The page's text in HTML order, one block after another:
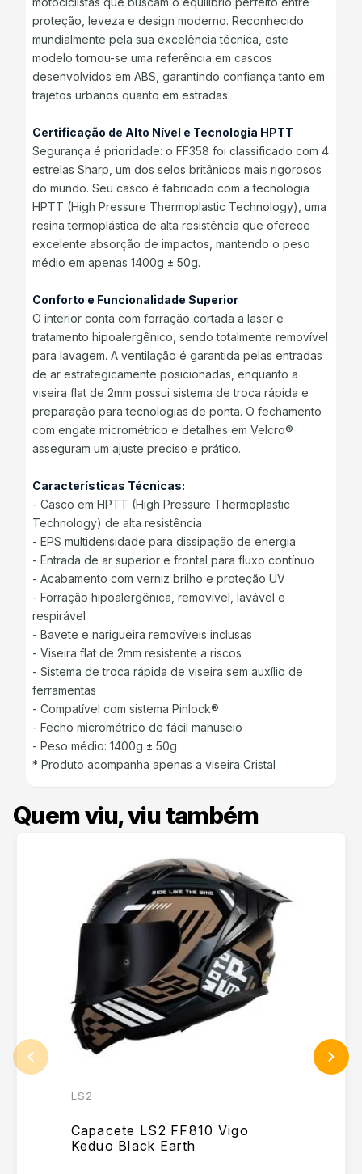
proteção, leveza e design moderno. Reconhecido
mundialmente pela sua excelência técnica, este
modelo tornou-se uma referência em cascos
desenvolvidos em ABS, garantindo confiança tanto em
trajetos urbanos quanto em estradas.
Certificação de Alto Nível e Tecnologia HPTT
Segurança é prioridade: o FF358 foi classificado com 4
estrelas Sharp, um dos selos britânicos mais rigorosos
do mundo. Seu casco é fabricado com a tecnologia
HPTT (High Pressure Thermoplastic Technology), uma
resina termoplástica de alta resistência que oferece
excelente absorção de impactos, mantendo o peso
médio em apenas 1400g ± 50g.
Conforto e Funcionalidade Superior
O interior conta com forração cortada a laser e
tratamento hipoalergênico, sendo totalmente removível
para lavagem. A ventilação é garantida pelas entradas
de ar estrategicamente posicionadas, enquanto a
viseira flat de 2mm possui sistema de troca rápida e
preparação para tecnologias de ponta. O fechamento
com engate micrométrico e detalhes em Velcro®
asseguram um ajuste preciso e prático.
Características Técnicas:
- Casco em HPTT (High Pressure Thermoplastic
Technology) de alta resistência
- EPS multidensidade para dissipação de energia
- Entrada de ar superior e frontal para fluxo contínuo
- Acabamento com verniz brilho e proteção UV
- Forração hipoalergênica, removível, lavável e
respirável
- Bavete e narigueira removíveis inclusas
- Viseira flat de 2mm resistente a riscos
- Sistema de troca rápida de viseira sem auxílio de
ferramentas
- Compatível com sistema Pinlock®
- Fecho micrométrico de fácil manuseio
- Peso médio: 1400g ± 50g
* Produto acompanha apenas a viseira Cristal
Quem viu, viu também
LS2
Capacete LS2 FF810 Vigo
Keduo Black Earth